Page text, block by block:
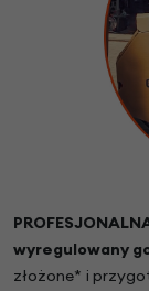
wyregulowany
złożone* i